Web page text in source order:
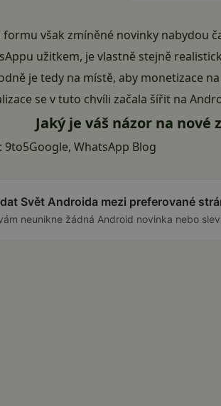
formu však zmíněné novinky nabydou
užitkem, je vlastně stejně
je tedy na místě, aby monetizace
se v tuto chvíli začala šířit na
Jaký je váš názor na
9to5Google, WhatsApp Blog
Svět Androida mezi preferované
neunikne žádná Android novinka nebo